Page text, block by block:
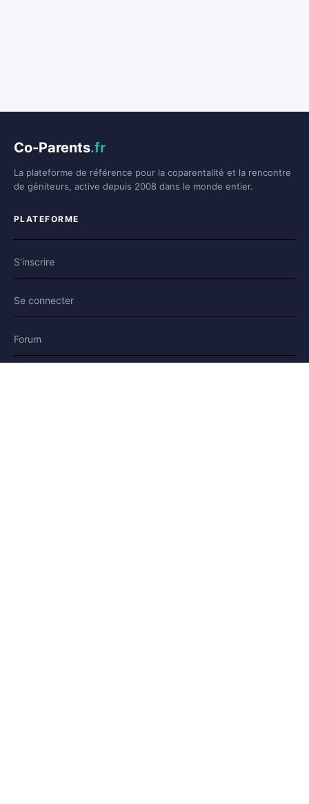
Co-Parents.fr
La plateforme de référence pour la coparentalité et la rencontre
de géniteurs, active depuis 2008 dans le monde entier.
PLATEFORME
S'inscrire
Se connecter
Forum